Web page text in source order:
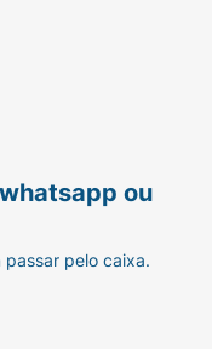
sempre
aberta,
as pernas
ou
passar pelo caixa.